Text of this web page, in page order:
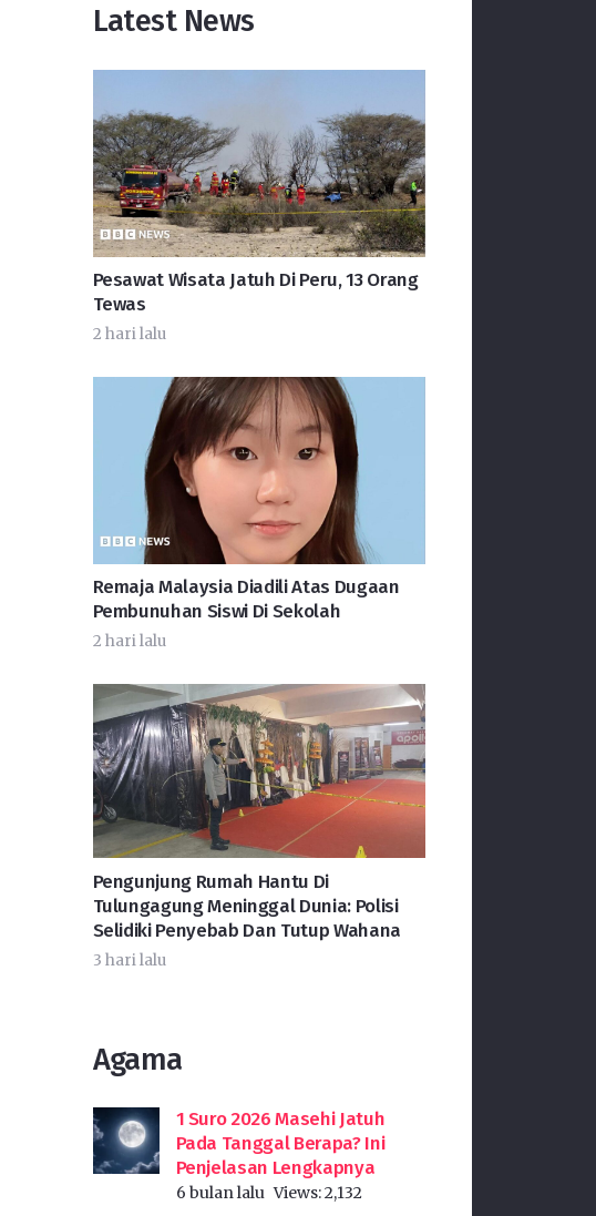
Latest News
Pesawat Wisata Jatuh Di Peru, 13 Orang
Tewas
2 hari lalu
Remaja Malaysia Diadili Atas Dugaan
Pembunuhan Siswi Di Sekolah
2 hari lalu
Pengunjung Rumah Hantu Di
Tulungagung Meninggal Dunia: Polisi
Selidiki Penyebab Dan Tutup Wahana
3 hari lalu
Agama
1 Suro 2026 Masehi Jatuh
Pada Tanggal Berapa? Ini
Penjelasan Lengkapnya
6 bulan lalu Views:2,132